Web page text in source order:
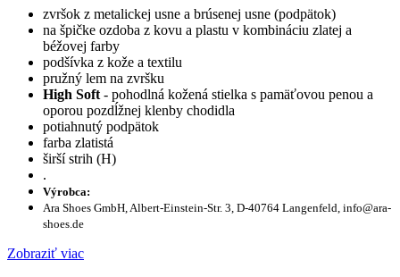
zvršok z metalickej usne a brúsenej usne (podpätok)
na špičke ozdoba z kovu a plastu v kombináciu zlatej a
béžovej farby
podšívka z kože a textilu
pružný lem na zvršku
High Soft - pohodlná kožená stielka s pamäťovou penou a
oporou pozdĺžnej klenby chodidla
potiahnutý podpätok
farba zlatistá
širší strih (H)
.
Výrobca:
Ara Shoes GmbH, Albert-Einstein-Str. 3, D-40764 Langenfeld, info@ara-
shoes.de
Zobraziť viac